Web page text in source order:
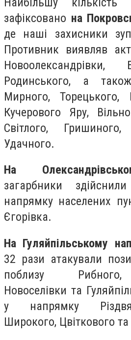
зафіксовано на
де наші захисники
Противник виявляв
Новоолександрівки,
Родинського, а
Мирного, Торецького,
Кучерового Яру,
Світлого,
Удачного.
На
загарбники
напрямку населених
Єгорівка.
На Гуляйпільському
32 рази атакували
поблизу Рибного,
Новоселівки та
у напрямку
Широкого, Цвіткового